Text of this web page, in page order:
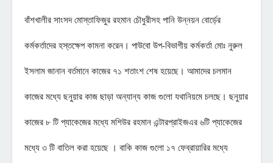
বাঁশখালীর সাংসদ মোস্তাফিজুর রহমান চৌধুরীসহ পানি উন্নয়ন বোর্ড়ের
কর্মকর্তাদের হস্তক্ষেপ কামনা করেন। পাউবো উপ-বিভাগীয় কর্মকর্তা মোঃ নুরুল
ইসলাম জানান বর্তমানে কাজের ৭১ শতাংশ শেষ হয়েছে। আমাদের চলমান
কাজের মধ্যে ছনুয়ার কাজ ছাড়া অন্যান্য কাজ গুলো যথানিয়মে চলছে। ছনুয়ার
কাজের ৮ টি প্যাকেজের মধ্যে মশিউর রহমান এন্টারপ্রাইজএর ৬টি প্যাকেজের
মধ্যে ৩ টি বাতিল করা হয়েছে । বাকি কাজ গুলো ১৭ ফেব্রায়ারির মধ্যে